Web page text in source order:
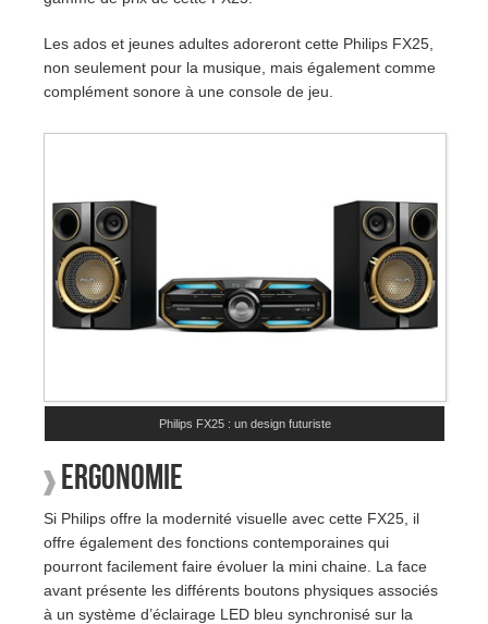
Les ados et jeunes adultes adoreront cette Philips FX25,
non seulement pour la musique, mais également comme
complément sonore à une console de jeu.
Philips FX25 : un design futuriste
Ergonomie
Si Philips offre la modernité visuelle avec cette FX25, il
offre également des fonctions contemporaines qui
pourront facilement faire évoluer la mini chaine. La face
avant présente les différents boutons physiques associés
à un système d’éclairage LED bleu synchronisé sur la